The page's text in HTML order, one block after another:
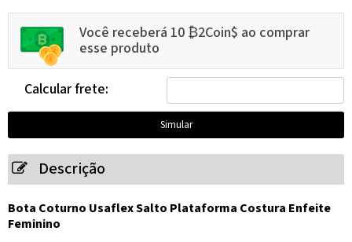
Você receberá 10 ₿2Coin$ ao comprar
esse produto
Calcular frete:
Descrição
Bota Coturno Usaflex Salto Plataforma Costura Enfeite
Feminino